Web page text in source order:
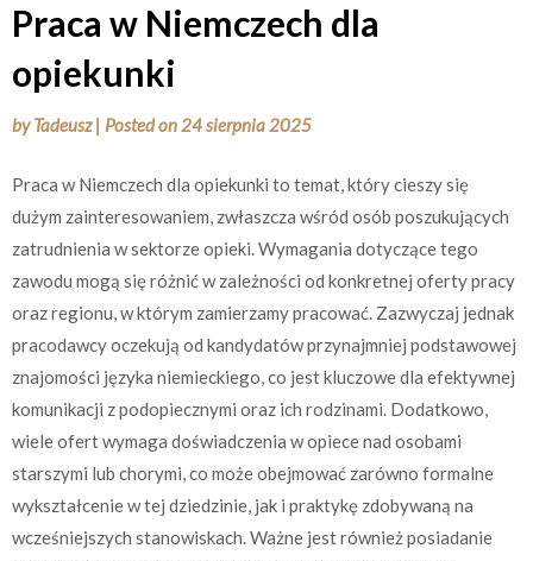
Praca w Niemczech dla
opiekunki
byTadeusz | Posted on24 sierpnia 2025
Praca w Niemczech dla opiekunki to temat, który cieszy się
dużym zainteresowaniem, zwłaszcza wśród osób poszukujących
zatrudnienia w sektorze opieki. Wymagania dotyczące tego
zawodu mogą się różnić w zależności od konkretnej oferty pracy
oraz regionu, w którym zamierzamy pracować. Zazwyczaj jednak
pracodawcy oczekują od kandydatów przynajmniej podstawowej
znajomości języka niemieckiego, co jest kluczowe dla efektywnej
komunikacji z podopiecznymi oraz ich rodzinami. Dodatkowo,
wiele ofert wymaga doświadczenia w opiece nad osobami
starszymi lub chorymi, co może obejmować zarówno formalne
wykształcenie w tej dziedzinie, jak i praktykę zdobywaną na
wcześniejszych stanowiskach. Ważne jest również posiadanie